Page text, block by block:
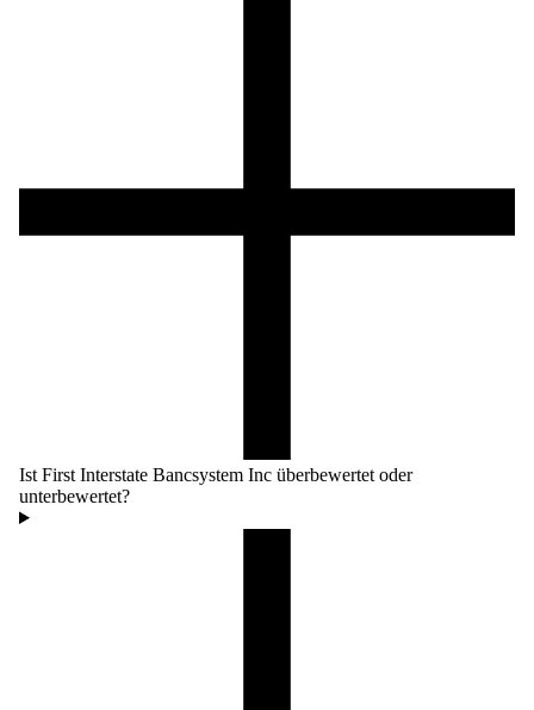
Ist First Interstate Bancsystem Inc überbewertet oder
unterbewertet?